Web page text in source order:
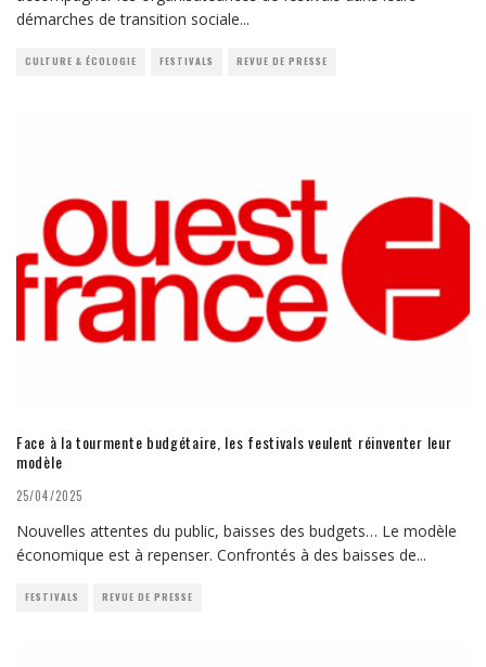
démarches de transition sociale...
CULTURE & ÉCOLOGIE FESTIVALS REVUE DE PRESSE
Face à la tourmente budgétaire, les festivals veulent réinventer leur
modèle
25/04/2025
Nouvelles attentes du public, baisses des budgets… Le modèle
économique est à repenser. Confrontés à des baisses de...
FESTIVALS REVUE DE PRESSE